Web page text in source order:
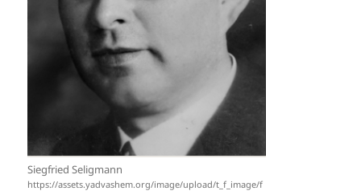
Siegfried Seligmann
https://assets.yadvashem.org/image/upload/t_f_image/f